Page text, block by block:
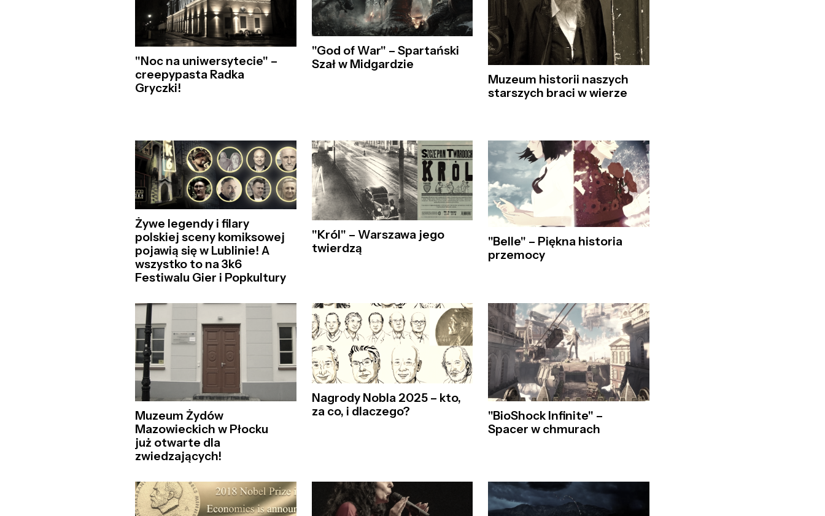
"Noc na uniwersytecie" –
creepypasta Radka
Gryczki!
"God of War" – Spartański
Szał w Midgardzie
Muzeum historii naszych
starszych braci w wierze
Żywe legendy i filary
polskiej sceny komiksowej
pojawią się w Lublinie! A
wszystko to na 3k6
Festiwalu Gier i Popkultury
"Król" – Warszawa jego
twierdzą
"Belle" – Piękna historia
przemocy
Muzeum Żydów
Mazowieckich w Płocku
już otwarte dla
zwiedzających!
Nagrody Nobla 2025 – kto,
za co, i dlaczego?
"BioShock Infinite" –
Spacer w chmurach